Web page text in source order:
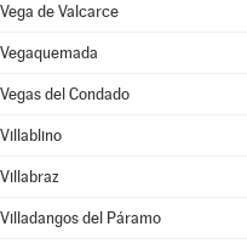
Vega de Valcarce
Vegaquemada
Vegas del Condado
Villablino
Villabraz
Villadangos del Páramo